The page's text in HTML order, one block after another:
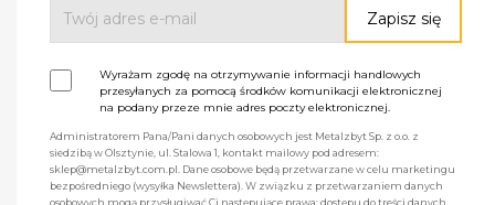
Wyrażam zgodę na otrzymywanie informacji handlowych
przesyłanych za pomocą środków komunikacji elektronicznej
na podany przeze mnie adres poczty elektronicznej.
Administratorem Pana/Pani danych osobowych jest Metalzbyt Sp. z o.o. z
siedzibą w Olsztynie, ul. Stalowa 1, kontakt mailowy pod adresem:
sklep@metalzbyt.com.pl. Dane osobowe będą przetwarzane w celu marketingu
bezpośredniego (wysyłka Newslettera). W związku z przetwarzaniem danych
osobowych mogą przysługiwać Ci następujące prawa: dostępu do treści danych,